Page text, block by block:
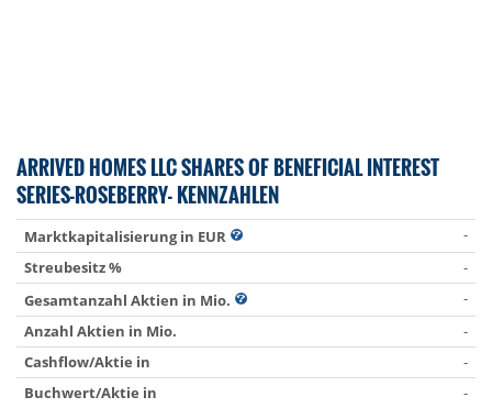
ARRIVED HOMES LLC SHARES OF BENEFICIAL INTEREST
SERIES-ROSEBERRY- KENNZAHLEN
Marktkapitalisierung in EUR
-
Streubesitz %
-
Gesamtanzahl Aktien in Mio.
-
Anzahl Aktien in Mio.
-
Cashflow/Aktie in
-
Buchwert/Aktie in
-